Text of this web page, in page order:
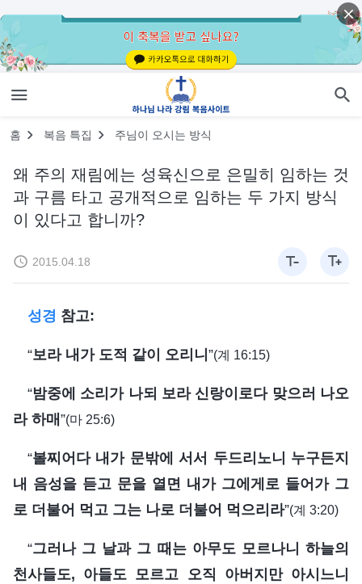
홈 복음 특집 주님이 오시는 방식
왜 주의 재림에는 성육신으로 은밀히 임하는 것
과 구름 타고 공개적으로 임하는 두 가지 방식
이 있다고 합니까?
2015.04.18
성경 참고:
“보라 내가 도적 같이 오리니 ”(계 16:15)
“밤중에 소리가 나되 보라 신랑이로다 맞으러 나오
라 하매 ”(마 25:6)
“볼찌어다 내가 문밖에 서서 두드리노니 누구든지
내 음성을 듣고 문을 열면 내가 그에게로 들어가 그
로 더불어 먹고 그는 나로 더불어 먹으리라”(계 3:20)
“그러나 그 날과 그 때는 아무도 모르나니 하늘의
천사들도, 아들도 모르고 오직 아버지만 아시느니